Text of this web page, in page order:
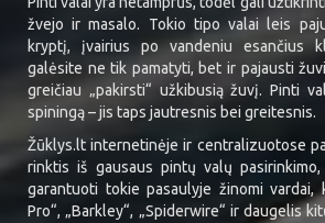
žvejo ir masalo. Tokio tipo valai leis
kryptį, įvairius po vandeniu esančius
galėsite ne tik pamatyti, bet ir pajausti
greičiau „pakirsti“ užkibusią žuvį. Pinti
spiningą – jis taps jautresnis bei greitesnis.
Žūklys.lt internetinėje ir centralizuotose
rinktis iš gausaus pintų valų
garantuoti tokie pasaulyje žinomi vardai,
Pro“, „Barkley“, „Spiderwire“ ir daugelis